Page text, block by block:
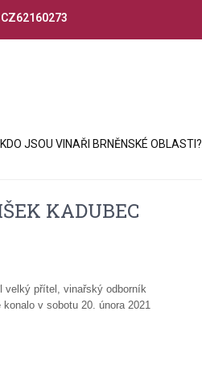
KDO JSOU VINAŘI BRNĚNSKÉ OBLASTI?
KADUBEC
velký přítel, vinařský odborník
v sobotu 20. února 2021